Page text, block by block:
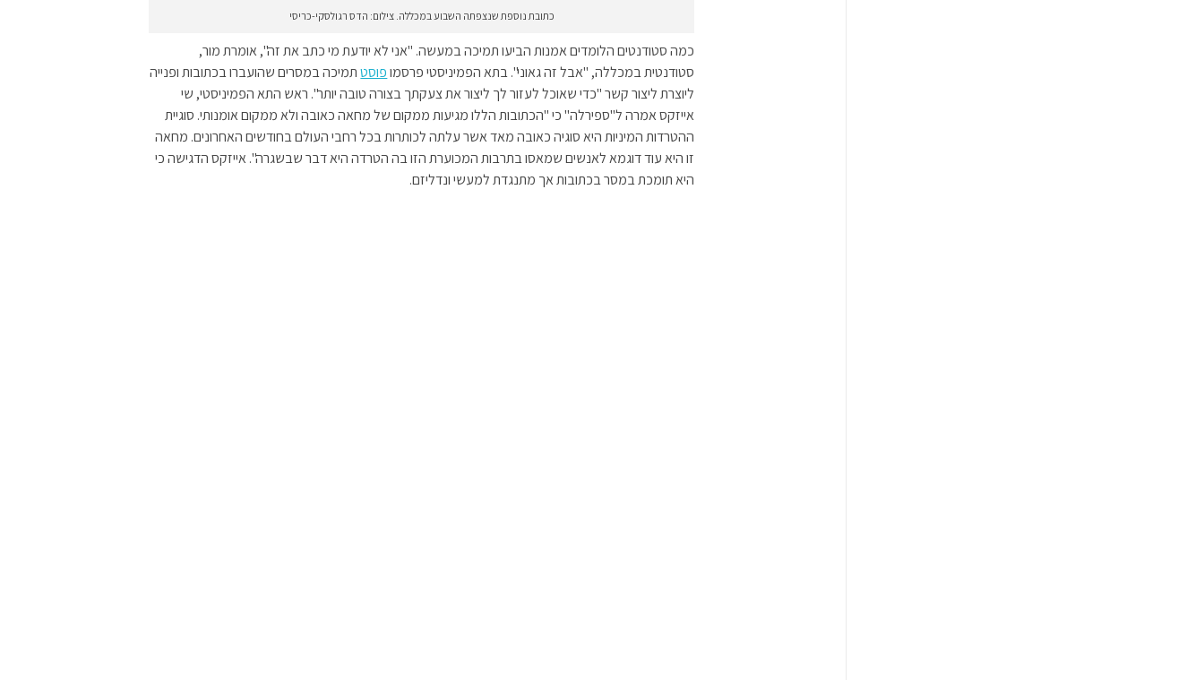
כתובת נוספת שנצפתה השבוע במכללה. צילום: הדס רגולסקי-כריסי
כמה סטודנטים הלומדים אמנות הביעו תמיכה במעשה. "אני לא יודעת מי כתב את זה", אומרת מור,
סטודנטית במכללה, "אבל זה גאוני". בתא הפמיניסטי פרסמופוסטתמיכה במסרים שהועברו בכתובות ופנייה
ליוצרת ליצור קשר "כדי שאוכל לעזור לך ליצור את צעקתך בצורה טובה יותר". ראש התא הפמיניסטי, שי
אייזקס אמרה ל"ספירלה" כי "הכתובות הללו מגיעות ממקום של מחאה כאובה ולא ממקום אומנותי. סוגיית
ההטרדות המיניות היא סוגיה כאובה מאד אשר עלתה לכותרות בכל רחבי העולם בחודשים האחרונים. מחאה
זו היא עוד דוגמא לאנשים שמאסו בתרבות המכוערת הזו בה הטרדה היא דבר שבשגרה". אייזקס הדגישה כי
היא תומכת במסר בכתובות אך מתנגדת למעשי ונדליזם.